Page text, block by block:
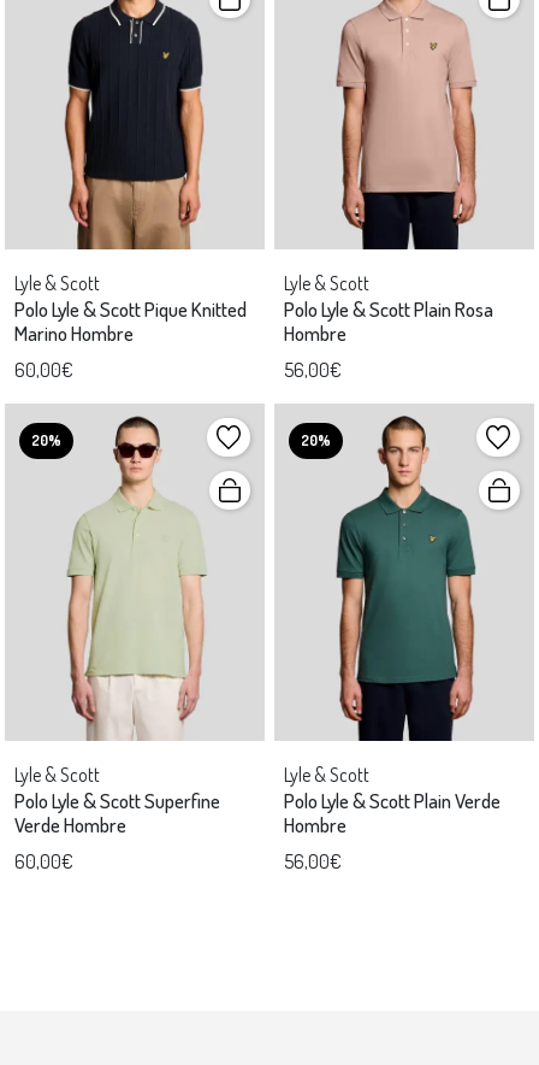
Lyle & Scott
Polo Lyle & Scott Pique Knitted
Marino Hombre
60,00€
Lyle & Scott
Polo Lyle & Scott Plain Rosa
Hombre
56,00€
20%
Lyle & Scott
Polo Lyle & Scott Superfine
Verde Hombre
60,00€
20%
Lyle & Scott
Polo Lyle & Scott Plain Verde
Hombre
56,00€